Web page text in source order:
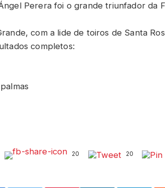
Perera foi o grande triunfador da
com a lide de toiros de Santa
completos:
20 20